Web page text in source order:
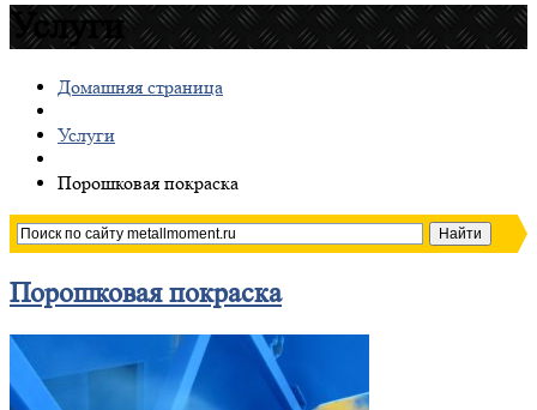
Услуги
Домашняя страница
Услуги
Порошковая покраска
Порошковаяпокраска